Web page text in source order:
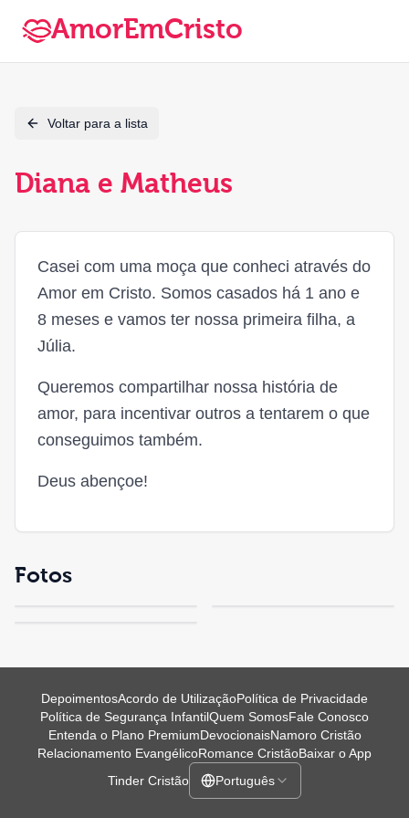
AmorEmCristo
Voltar para a lista
Diana e Matheus
Casei com uma moça que conheci através do
Amor em Cristo. Somos casados há 1 ano e
8 meses e vamos ter nossa primeira filha, a
Júlia.
Queremos compartilhar nossa história de
amor, para incentivar outros a tentarem o que
conseguimos também.
Deus abençoe!
Fotos
DepoimentosAcordo de UtilizaçãoPolítica de Privacidade
Política de Segurança InfantilQuem SomosFale Conosco
Entenda o Plano PremiumDevocionaisNamoro Cristão
Relacionamento EvangélicoRomance CristãoBaixar o App
Tinder Cristão
Português